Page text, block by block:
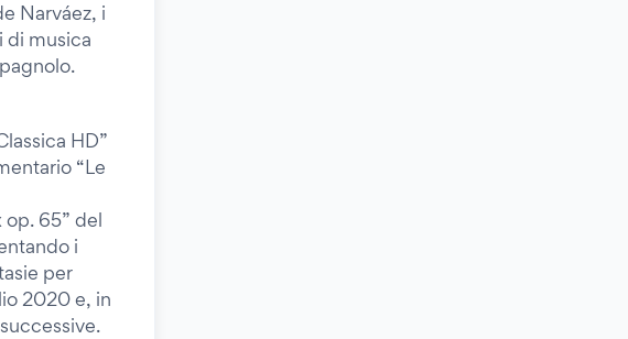
Narváez, i
di musica
HD”
“Le
65” del
i
per
2020 e, in